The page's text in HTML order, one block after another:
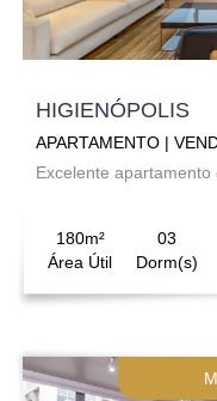
HIGIENÓPOLIS
APARTAMENTO |
Excelente apartamento
180m²
Área Útil
03
Dorm(s)